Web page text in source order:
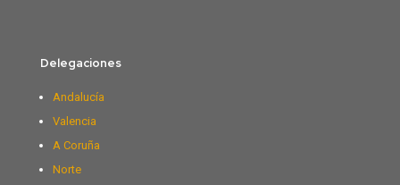
Delegaciones
Andalucía
Valencia
A Coruña
Norte